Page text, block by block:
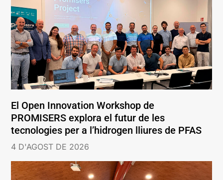
El Open Innovation Workshop de
PROMISERS explora el futur de les
tecnologies per a l’hidrogen lliures de PFAS
4 D'AGOST DE 2026